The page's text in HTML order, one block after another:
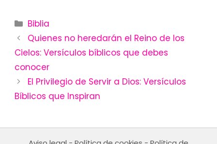
Categories
Biblia
Quienes no heredarán el Reino de los
Cielos: Versículos bíblicos que debes
conocer
El Privilegio de Servir a Dios: Versículos
Bíblicos que Inspiran